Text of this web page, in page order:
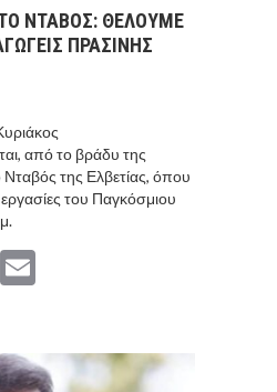
ΝΤΑΒΟΣ: ΘΕΛΟΥΜΕ
ΠΡΑΣΙΝΗΣ
από το βράδυ της
της Ελβετίας, όπου
του Παγκόσμιου
LinkedIn